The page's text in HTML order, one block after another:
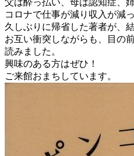
父は酔っ払い、母は認知症、
コロナで仕事が減り収入が減
久しぶりに帰省した著者が、
お互い衝突しながらも、目の
読みました。
興味のある方はぜひ！
ご来館おまちしています。